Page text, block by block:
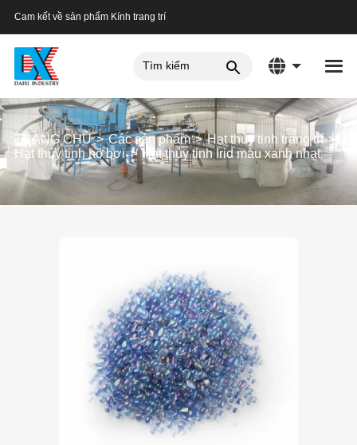
Cam kết về sản phẩm Kính trang trí
TRANG CHỦ Các sản phẩm
Hạt thủy tinh trang trí
Hạt thủy tinh hồ bơi
Hạt thủy tinh Irid màu xanh nhạt